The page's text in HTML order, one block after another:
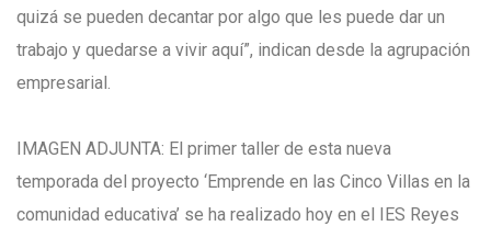
quizá se pueden decantar por algo que les puede dar un
trabajo y quedarse a vivir aquí”, indican desde la agrupación
empresarial.
IMAGEN ADJUNTA: El primer taller de esta nueva
temporada del proyecto ‘Emprende en las Cinco Villas en la
comunidad educativa’ se ha realizado hoy en el IES Reyes